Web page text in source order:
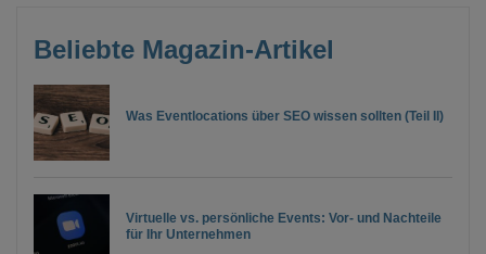
Beliebte Magazin-Artikel
Was Eventlocations über SEO wissen sollten (Teil II)
Virtuelle vs. persönliche Events: Vor- und Nachteile
für Ihr Unternehmen